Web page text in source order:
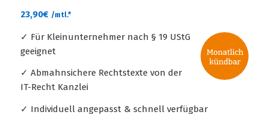
23,90€ /mtl.*
✓ Für Kleinunternehmer nach § 19 UStG
geeignet
✓ Abmahnsichere Rechtstexte von der
IT-Recht Kanzlei
✓ Individuell angepasst & schnell verfügbar